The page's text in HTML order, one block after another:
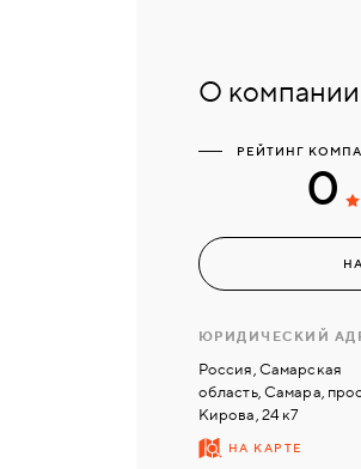
О компании
РЕЙТИНГ
0
ЮРИДИЧЕСКИЙ
Россия, Самарская
область, Самара,
Кирова, 24 к7
НА КАРТЕ